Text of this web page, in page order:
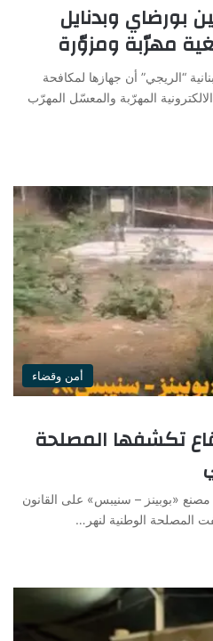
بورضاي وبدنايل
مهرّبة ومزوّرة
“الريجي” أن جهازها لمكافحة
المهرّبة والمعسّل المهرّب
أمن وقضاء
تكشفها المصلحة
«بوبينز – سنيبس» على القانون
المصلحة الوطنية لنهر…